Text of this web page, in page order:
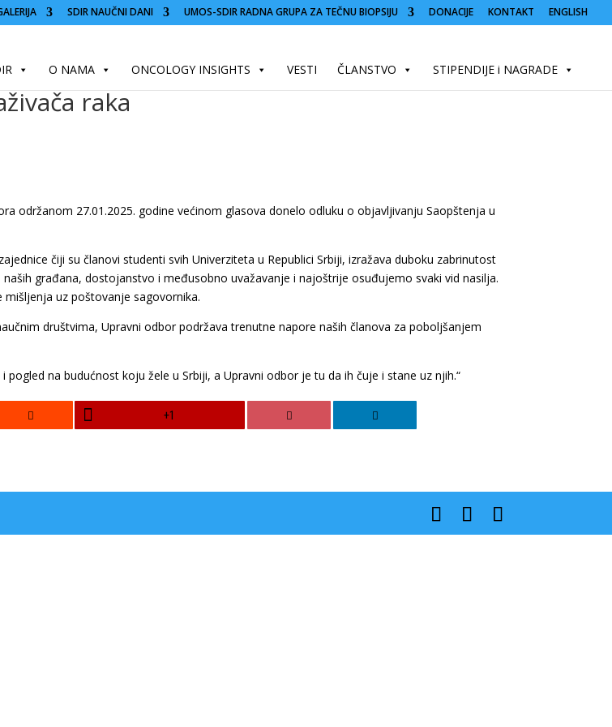
SDIR NAUČNI DANI UMOS-SDIR RADNA GRUPA ZA TEČNU BIOPSIJU DONACIJE KONTAKT ENGLISH
O NAMA ONCOLOGY INSIGHTS VESTI ČLANSTVO STIPENDIJE i NAGRADE
raka
održanom 27.01.2025. godine većinom glasova donelo odluku o objavljivanju Saopštenja u
čiji su članovi studenti svih Univerziteta u Republici Srbiji, izražava duboku zabrinutost
građana, dostojanstvo i međusobno uvažavanje i najoštrije osuđujemo svaki vid nasilja.
uz poštovanje sagovornika.
društvima, Upravni odbor podržava trenutne napore naših članova za poboljšanjem
na budućnost koju žele u Srbiji, a Upravni odbor je tu da ih čuje i stane uz njih.“
+1